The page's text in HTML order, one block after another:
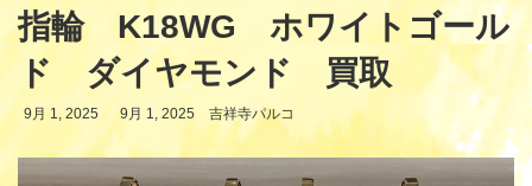
指輪 K18WG ホワイトゴール
ド ダイヤモンド 買取
9月 1, 2025
最
更
新
9月 1, 2025 吉祥寺パルコ